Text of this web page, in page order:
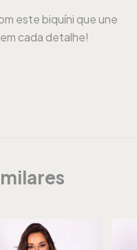
este biquíni que une
cada detalhe!